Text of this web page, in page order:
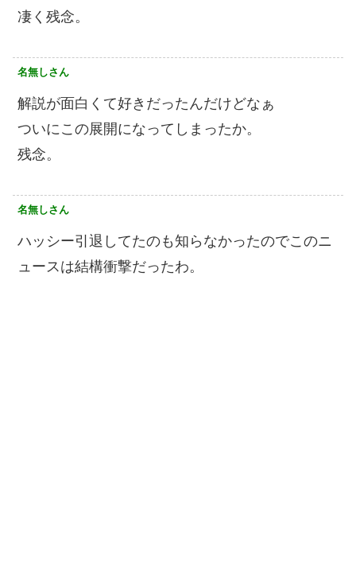
凄く残念。
名無しさん
解説が面白くて好きだったんだけどなぁ
ついにこの展開になってしまったか。
残念。
名無しさん
ハッシー引退してたのも知らなかったのでこのニ
ュースは結構衝撃だったわ。